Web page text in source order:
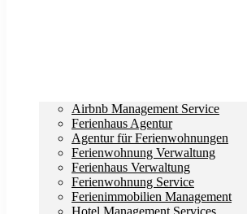
Airbnb Management Service
Ferienhaus Agentur
Agentur für Ferienwohnungen
Ferienwohnung Verwaltung
Ferienhaus Verwaltung
Ferienwohnung Service
Ferienimmobilien Management